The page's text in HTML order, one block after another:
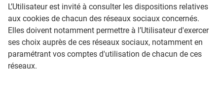
L’Utilisateur est invité à consulter les dispositions relatives
aux cookies de chacun des réseaux sociaux concernés.
Elles doivent notamment permettre à l’Utilisateur d'exercer
ses choix auprès de ces réseaux sociaux, notamment en
paramétrant vos comptes d'utilisation de chacun de ces
réseaux.